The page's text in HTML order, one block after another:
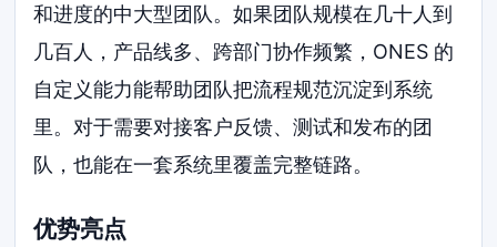
和进度的中大型团队。如果团队规模在几十人到
几百人，产品线多、跨部门协作频繁，ONES 的
自定义能力能帮助团队把流程规范沉淀到系统
里。对于需要对接客户反馈、测试和发布的团
队，也能在一套系统里覆盖完整链路。
优势亮点